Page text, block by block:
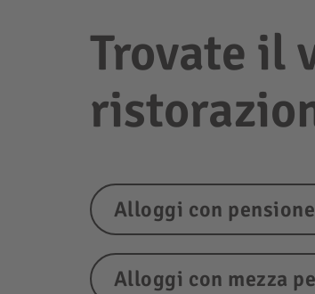
Trovate il
Alloggi con
Alloggi con mezza